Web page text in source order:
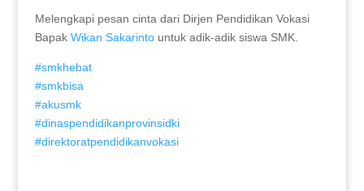
Melengkapi pesan cinta dari Dirjen Pendidikan Vokasi
BapakWikan Sakarintountuk adik-adik siswa SMK.
#smkhebat
#smkbisa
#akusmk
#dinaspendidikanprovinsidki
#direktoratpendidikanvokasi